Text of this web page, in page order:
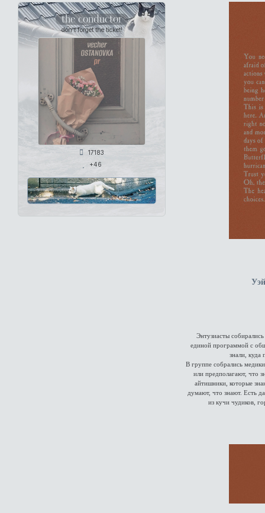
the conductor
don't forget the ticket!
17183
+46
Энтузиасты
единой программой с
знали, куда
В группе собрались
или предполагают, что
айтишники, которые
думают, что знают. Есть
из кучи чудиков,